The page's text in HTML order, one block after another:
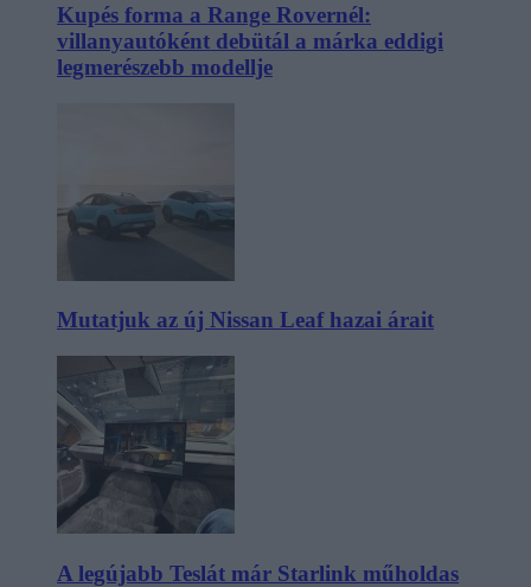
Kupés forma a Range Rovernél:
villanyautóként debütál a márka eddigi
legmerészebb modellje
Mutatjuk az új Nissan Leaf hazai árait
A legújabb Teslát már Starlink műholdas